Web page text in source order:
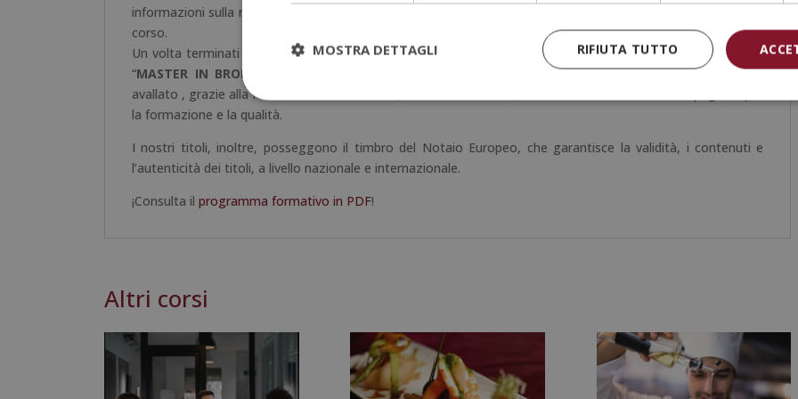
informazioni sulla metodologia, il titolo di studio, il funzionamento del campus virtuale e le procedure post-
corso.
Un volta terminati gli studi e aver superato la prova di valutazione, l’alunno riceverà diploma che certifica il
“MASTER IN BROKER + MASTER IN TRADING CON CRIPTOVALUTE”,di ESNECA BUSINESS SCHOOL,
avallato , grazie alla nostra condizione di soci, dal CECAP e AEEN, e cioè le massime istituzioni spagnole per
la formazione e la qualità.
I nostri titoli, inoltre, posseggono il timbro del Notaio Europeo, che garantisce la validità, i contenuti e
l’autenticità dei titoli, a livello nazionale e internazionale.
¡Consulta il programma formativo in PDF!
Altri corsi
RIFIUTA TUTTO
MOSTRA DETTAGLI